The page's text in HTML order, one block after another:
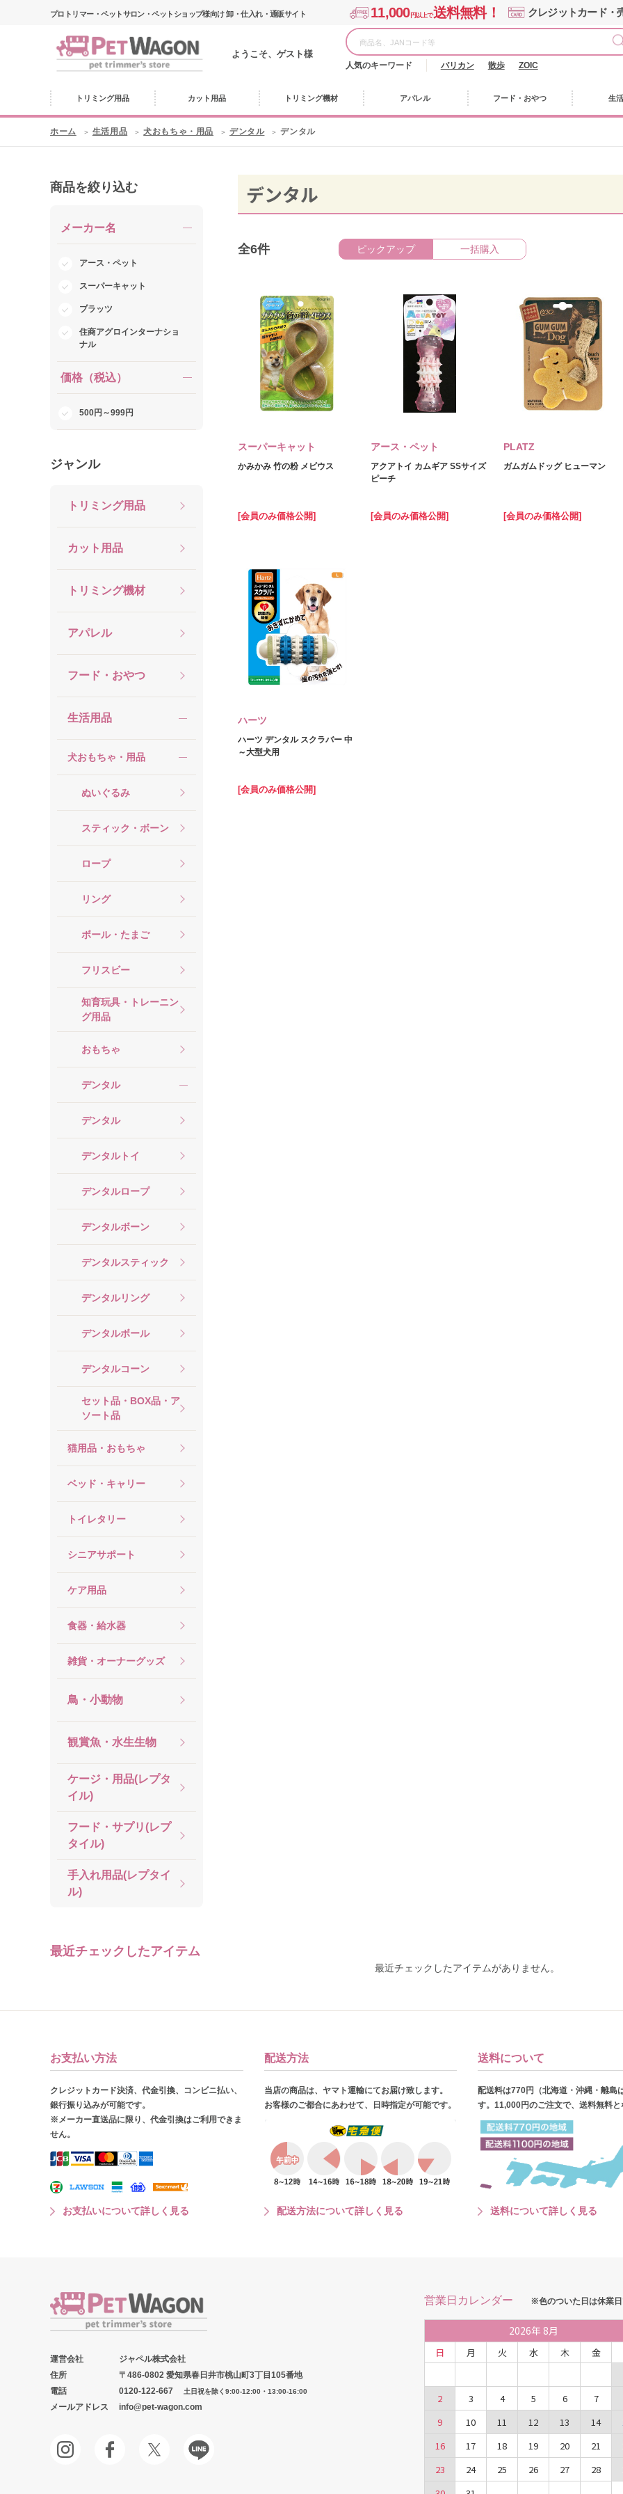
プロトリマー・ペットサロン・ペットショップ様向け 卸・仕入れ・通販サイト 11,000円以上で送料無料！ クレジットカード・
ようこそ、ゲスト様
人気のキーワード バリカン 散歩 ZOIC
トリミング用品 カット用品 トリミング機材 アパレル フード・おやつ 生
ホーム 生活用品 犬おもちゃ・用品 デンタル デンタル
商品を絞り込む
メーカー名
アース・ペット
スーパーキャット
プラッツ
住商アグロインターナショ
ナル
価格（税込）
500円～999円
ジャンル
トリミング用品
カット用品
トリミング機材
アパレル
フード・おやつ
生活用品
犬おもちゃ・用品
ぬいぐるみ
スティック・ボーン
ロープ
リング
ボール・たまご
フリスビー
知育玩具・トレーニン
グ用品
おもちゃ
デンタル
デンタル
デンタルトイ
デンタルロープ
デンタルボーン
デンタルスティック
デンタルリング
デンタルボール
デンタルコーン
セット品・BOX品・ア
ソート品
猫用品・おもちゃ
ベッド・キャリー
トイレタリー
シニアサポート
ケア用品
食器・給水器
雑貨・オーナーグッズ
鳥・小動物
観賞魚・水生生物
ケージ・用品(レプタ
イル)
フード・サプリ(レプ
タイル)
手入れ用品(レプタイ
ル)
デンタル
全6件 ピックアップ 一括購入
スーパーキャット
かみかみ 竹の粉 メビウス
[会員のみ価格公開]
アース・ペット
アクアトイ カムギア SSサイズ
ピーチ
[会員のみ価格公開]
PLATZ
ガムガムドッグ ヒューマン
[会員のみ価格公開]
ハーツ
ハーツ デンタル スクラバー 中
～大型犬用
[会員のみ価格公開]
最近チェックしたアイテム
最近チェックしたアイテムがありません。
お支払い方法
クレジットカード決済、代金引換、コンビニ払い、
銀行振り込みが可能です。
※メーカー直送品に限り、代金引換はご利用できま
せん。
お支払いについて詳しく見る
配送方法
当店の商品は、ヤマト運輸にてお届け致します。
お客様のご都合にあわせて、日時指定が可能です。
配送方法について詳しく見る
送料について
配送料は770円（北海道・沖縄・離島
す。11,000円のご注文で、送料無料と
送料について詳しく見る
運営会社
ジャペル株式会社
住所
〒486-0802 愛知県春日井市桃山町3丁目105番地
電話
0120-122-667 土日祝を除く9:00-12:00・13:00-16:00
メールアドレス info@pet-wagon.com
営業日カレンダー ※色のついた日は休業日
2026年 8月
日 月 火 水 木 金
2
3 4 5 6 7
9
10 11 12 13 14
16
17 18 19 20 21
23
24 25 26 27 28